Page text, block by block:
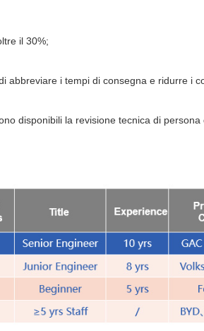
il 30%;
abbreviare i tempi di consegna e ridurre i
disponibili la revisione tecnica di persona